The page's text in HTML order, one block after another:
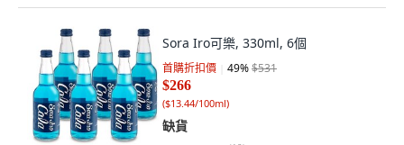
Sora Iro可樂, 330ml, 6個
首購折扣價 49%$531
$266
($13.44/100ml)
缺貨